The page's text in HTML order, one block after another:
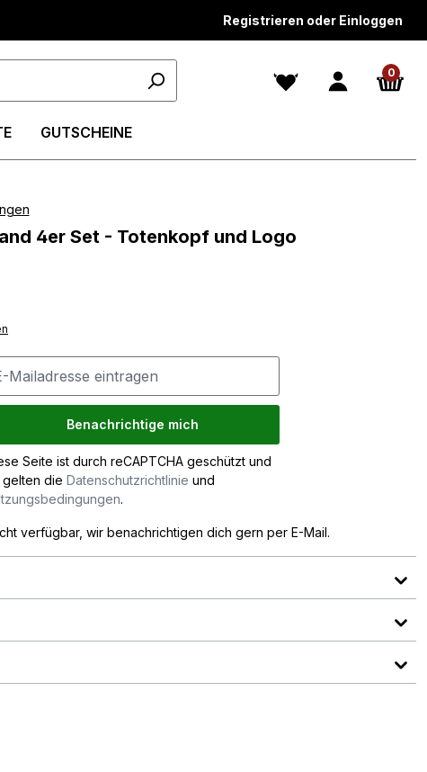
Registrieren oder Einloggen
0
GUTSCHEINE
von 5 von 5 Sternen
4er Set - Totenkopf und Logo
Benachrichtige mich
Seite ist durch reCAPTCHA geschützt und
gelten die Datenschutzrichtlinie und
.
verfügbar, wir benachrichtigen dich gern per E-Mail.